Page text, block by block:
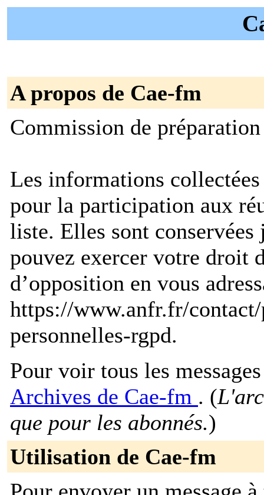
A propos de Cae-fm
Commission de
Les informations
pour la participation aux
liste. Elles sont conservées
pouvez exercer votre droit
d’opposition en vous
https://www.anfr.fr/
personnelles-rgpd.
Pour voir tous les
Archives de Cae-fm . (
que pour les abonnés.)
Utilisation de Cae-fm